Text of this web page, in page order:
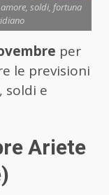
soldi, fortuna
per
le previsioni
soldi e
Ariete